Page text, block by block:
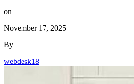
on
November 17, 2025
By
webdesk18